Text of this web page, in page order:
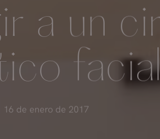
a un
16 de enero de 2017